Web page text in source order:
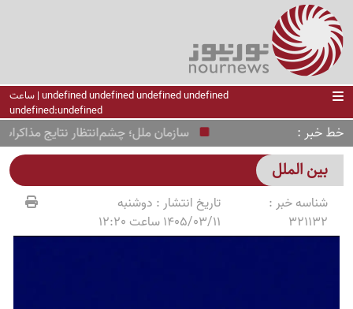
undefined undefined undefined undefined | ساعت
undefined:undefined
خط خبر سازمان ملل؛ چشم‌انتظار نتایج مذاکرات
بین الملل
شناسه خبر :
321132
تاریخ انتشار : دوشنبه
1405/03/11 ساعت 12:20